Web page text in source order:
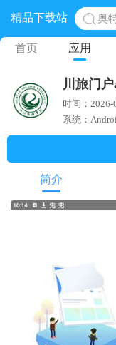
精品下载站
奥
地
黎
蛋
首页 应用
川旅门
时间：2026-
系统：
简介